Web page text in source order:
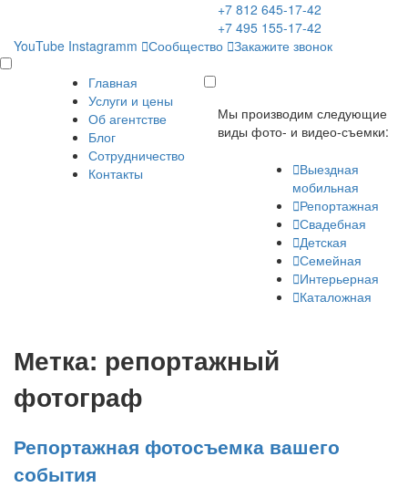
+7 812 645-17-42
+7 495 155-17-42
YouTube Instagramm Сообщество Закажите звонок
Главная
Услуги и цены
Об агентстве
Блог
Сотрудничество
Контакты
Мы производим следующие
виды фото- и видео-съемки:
Выездная
мобильная
Репортажная
Свадебная
Детская
Семейная
Интерьерная
Каталожная
Метка: репортажный
фотограф
Репортажная фотосъемка вашего
события